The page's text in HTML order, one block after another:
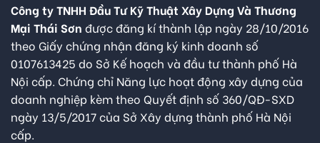
Công ty TNHH Đầu Tư Kỹ Thuật Xây Dựng Và Thương
Mại Thái Sơn được đăng kí thành lập ngày 28/10/2016
theo Giấy chứng nhận đăng ký kinh doanh số
0107613425 do Sở Kế hoạch và đầu tư thành phố Hà
Nội cấp. Chứng chỉ Năng lực hoạt động xây dựng của
doanh nghiệp kèm theo Quyết định số 360/QĐ-SXD
ngày 13/5/2017 của Sở Xây dựng thành phố Hà Nội
cấp.